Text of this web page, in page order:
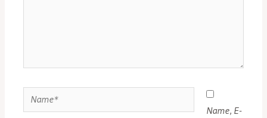
Name*
Name, E-